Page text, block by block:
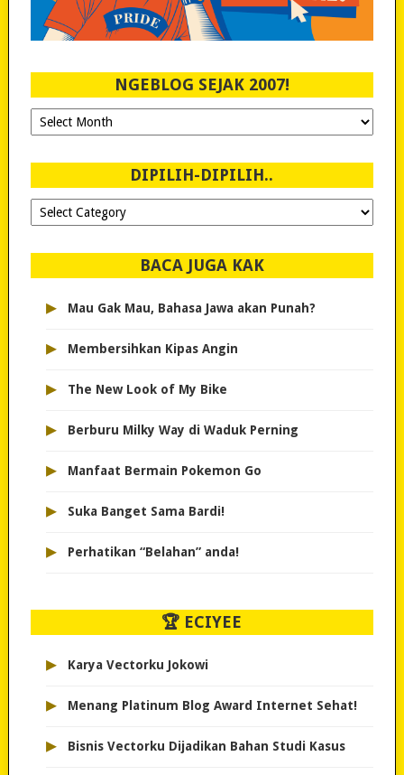
NGEBLOG SEJAK 2007!
Ngeblog
Sejak
DIPILIH-DIPILIH..
Dipilih-
dipilih..
BACA JUGA KAK
▸ Mau Gak Mau, Bahasa Jawa akan Punah?
▸ Membersihkan Kipas Angin
▸ The New Look of My Bike
▸ Berburu Milky Way di Waduk Perning
▸ Manfaat Bermain Pokemon Go
▸ Suka Banget Sama Bardi!
▸ Perhatikan “Belahan” anda!
🏆 ECIYEE
▸ Karya Vectorku Jokowi
▸ Menang Platinum Blog Award Internet Sehat!
▸ Bisnis Vectorku Dijadikan Bahan Studi Kasus